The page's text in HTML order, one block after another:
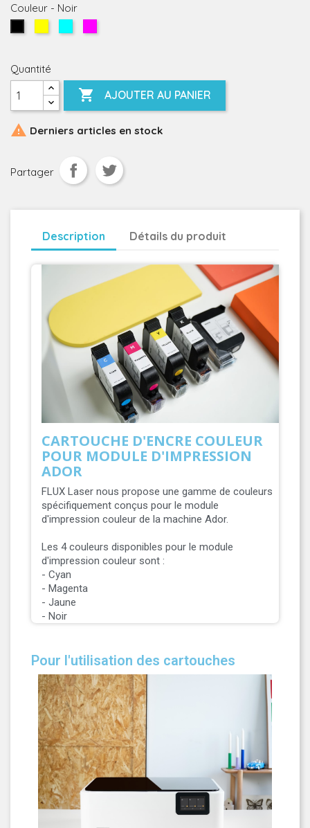
Couleur - Noir
Quantité
 AJOUTER AU PANIER
 Derniers articles en stock
Partager
Description Détails du produit
CARTOUCHE D'ENCRE COULEUR
POUR MODULE D'IMPRESSION
ADOR
FLUX Laser nous propose une gamme de couleurs
spécifiquement conçus pour le module
d'impression couleur de la machine Ador.
Les 4 couleurs disponibles pour le module
d'impression couleur sont :
- Cyan
- Magenta
- Jaune
- Noir
Pour l'utilisation des cartouches